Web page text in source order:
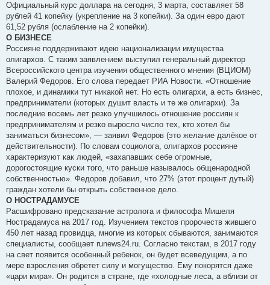
Официальный курс доллара на сегодня, 3 марта, составляет 58
рублей 41 копейку (укрепление на 3 копейки). За один евро дают
61,52 рубля (ослабление на 2 копейки).
О БИЗНЕСЕ
Россияне поддерживают идею национализации имущества
олигархов. С таким заявлением выступил генеральный директор
Всероссийского центра изучения общественного мнения (ВЦИОМ)
Валерий Федоров. Его слова передает РИА Новости. «Отношение
плохое, и динамики тут никакой нет. Но есть олигархи, а есть бизнес,
предприниматели (которых душит власть и те же олигархи). За
последние восемь лет резко улучшилось отношение россиян к
предпринимателям и резко выросло число тех, кто хотел бы
заниматься бизнесом», — заявил Федоров (это желание далёкое от
действительности). По словам социолога, олигархов россияне
характеризуют как людей, «захапавших себе огромные,
дорогостоящие куски того, что раньше называлось общенародной
собственностью». Федоров добавил, что 27% (этот процент дутый)
граждан хотели бы открыть собственное дело.
О НОСТРАДАМУСЕ
Расшифровано предсказание астролога и философа Мишеля
Нострадамуса на 2017 год. Изучением текстов пророчеств жившего
450 лет назад провидца, многие из которых сбываются, занимаются
специалисты, сообщает runews24.ru. Согласно текстам, в 2017 году
на свет появится особенный ребенок, он будет всеведущим, а по
мере взросления обретет силу и могущество. Ему покорятся даже
«цари мира». Он родится в стране, где «холодные леса, а вблизи от